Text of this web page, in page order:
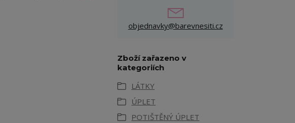
objednavky@barevnesiti.cz
Zboží zařazeno v
kategoriích
LÁTKY
ÚPLET
POTIŠTĚNÝ ÚPLET